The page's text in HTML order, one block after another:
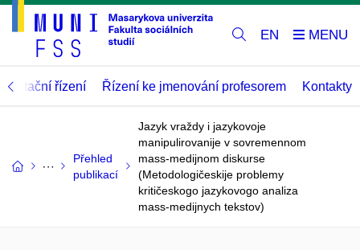
EN
řízení Řízení ke jmenování profesorem Kontakty
Přehled
publikací
Jazyk vraždy i jazykovoje
manipulirovanije v sovremennom
mass-medijnom diskurse
(Metodologičeskije problemy
kritičeskogo jazykovogo analiza
mass-medijnych tekstov)